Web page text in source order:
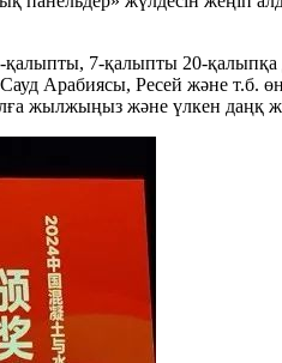
7-қалыпты 20-қалыпқа
Арабиясы, Ресей және т.б.
жылжыңыз және үлкен даңқ